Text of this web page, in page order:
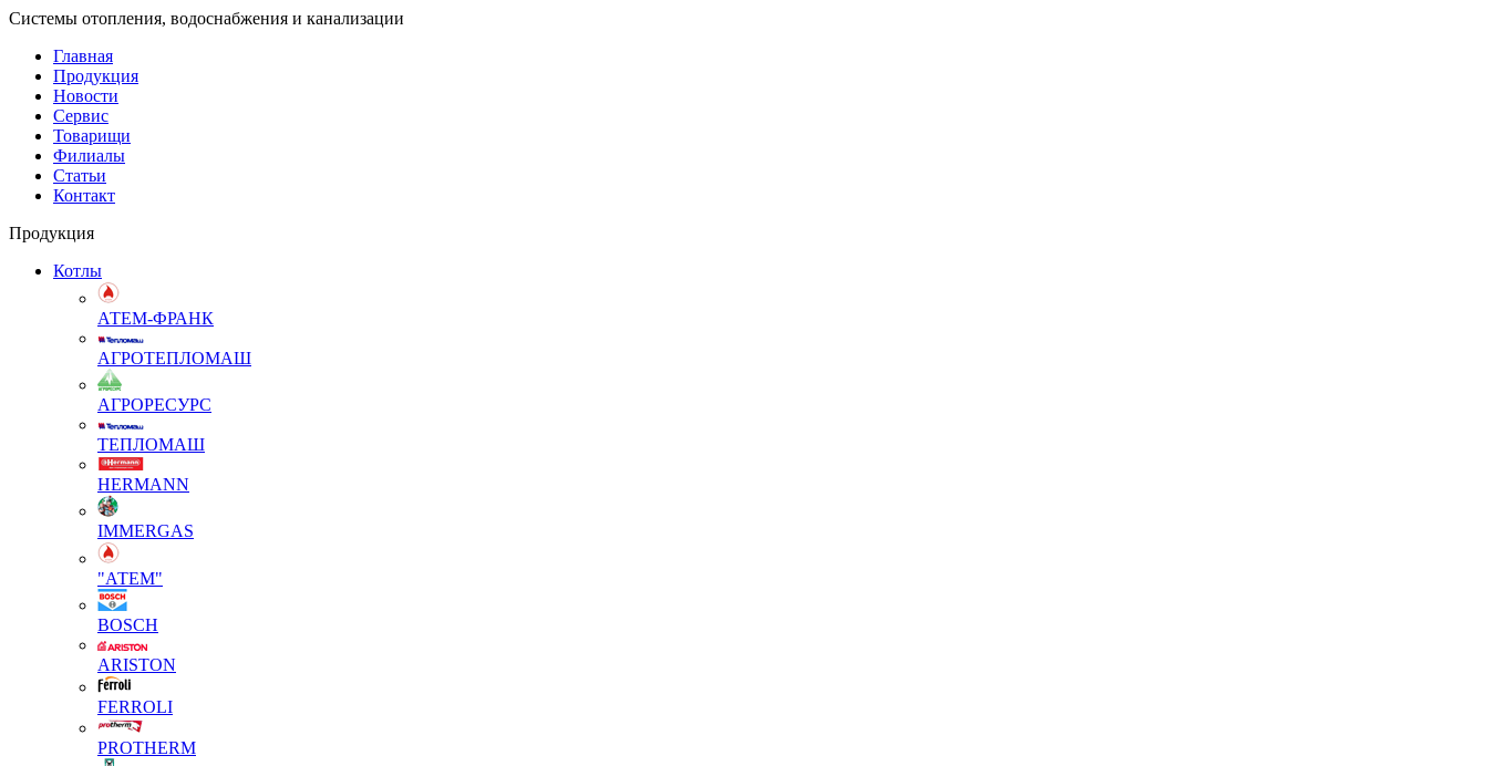
Системы отопления, водоснабжения и канализации
Главная
Продукция
Новости
Сервис
Товарищи
Филиалы
Статьи
Контакт
Продукция
Котлы
АТЕМ-ФРАНК
АГРОТЕПЛОМАШ
АГРОРЕСУРС
ТЕПЛОМАШ
HERMANN
IMMERGAS
"АТЕМ"
BOSCH
ARISTON
FERROLI
PROTHERM